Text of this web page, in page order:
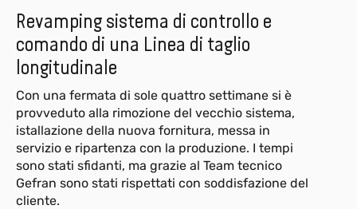
Revamping sistema di controllo e
comando di una Linea di taglio
longitudinale
Con una fermata di sole quattro settimane si è
provveduto alla rimozione del vecchio sistema,
istallazione della nuova fornitura, messa in
servizio e ripartenza con la produzione. I tempi
sono stati sfidanti, ma grazie al Team tecnico
Gefran sono stati rispettati con soddisfazione del
cliente.